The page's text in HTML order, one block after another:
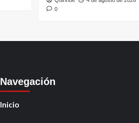
0
Navegación
Inicio